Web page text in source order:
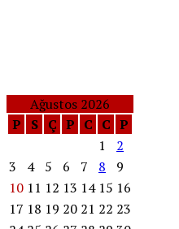
Ağustos 2026
P
S Ç P C C P
1
2
3
4 5 6 7 8
9
10 11 12 13 14 15 16
17 18 19 20 21 22 23